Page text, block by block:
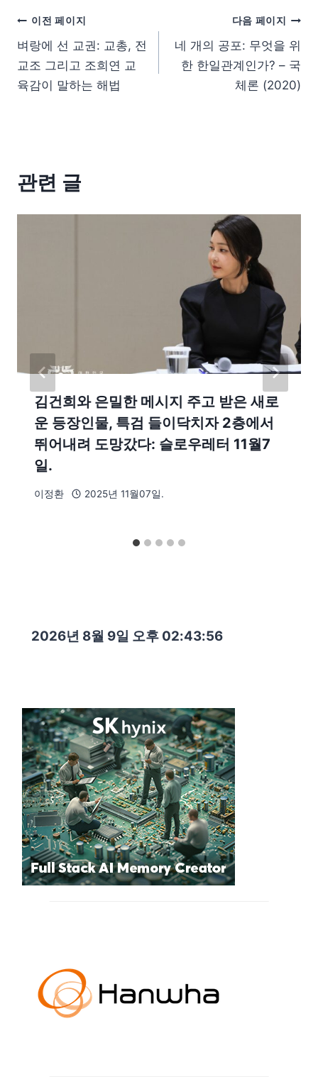
이전 페이지
벼랑에 선 교권: 교총, 전
교조 그리고 조희연 교
육감이 말하는 해법
다음 페이지
네 개의 공포: 무엇을 위
한 한일관계인가? – 국
체론 (2020)
관련 글
김건희와 은밀한 메시지 주고 받은 새로
운 등장인물, 특검 들이닥치자 2층에서
뛰어내려 도망갔다: 슬로우레터 11월7
일.
이정환 2025년 11월07일.
2026년 8월 9일 오후 02:43:57